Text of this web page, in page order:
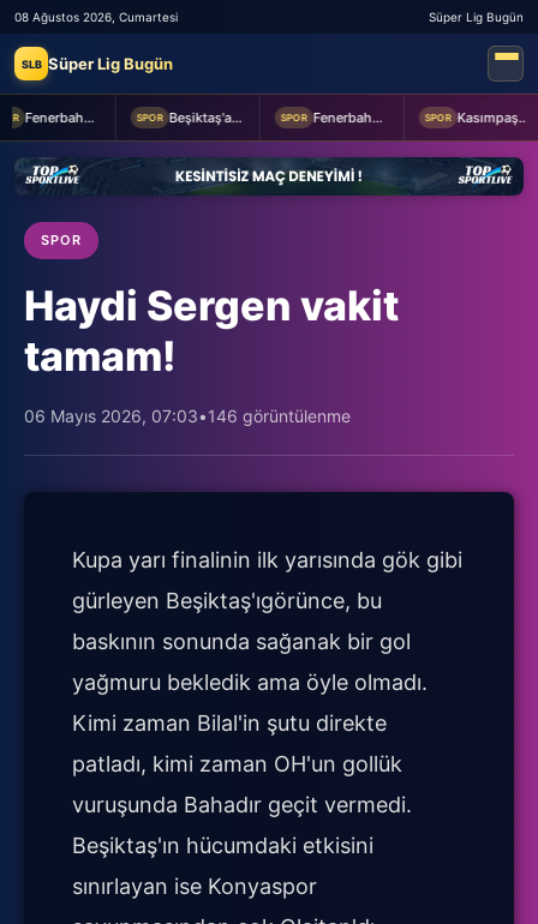
08 Ağustos 2026, Cumartesi Süper Lig Bugün
SLB Süper Lig Bugün
Fenerbahçe 2-0 Sturm Graz (MAÇTAN KARELER) SPOR Beşiktaş'a Youssouf Fofana transferinde müjdeli haber! SPOR Fenerbahçe Başkanı Aziz Yıldırım, Sturm Graz maçı öncesi takımı ziyaret etti SPOR Kasımpaşa ile Hull City hazırlık maçında berabere kaldı
SPOR
Haydi Sergen vakit
tamam!
06 Mayıs 2026, 07:03•146 görüntülenme
Kupa yarı finalinin ilk yarısında gök gibi
gürleyen Beşiktaş'ıgörünce, bu
baskının sonunda sağanak bir gol
yağmuru bekledik ama öyle olmadı.
Kimi zaman Bilal'in şutu direkte
patladı, kimi zaman OH'un gollük
vuruşunda Bahadır geçit vermedi.
Beşiktaş'ın hücumdaki etkisini
sınırlayan ise Konyaspor